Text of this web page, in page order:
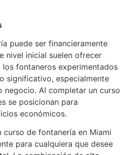
puede ser financieramente
nivel inicial suelen ofrecer
fontaneros experimentados
significativo, especialmente
negocio. Al completar un curso
se posicionan para
económicos.
curso de fontanería en Miami
para cualquiera que desee